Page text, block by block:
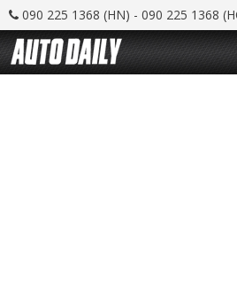
090 225 1368 (HN) - 090 225 1368